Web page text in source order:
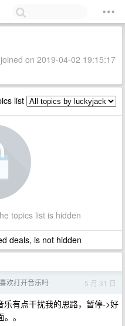
on 2019-04-02 19:15:17
list
topics list is hidden
deals, is not hidden
欢打开音乐吗 5 月 31 日
乐有点干扰我的思路，暂停->好
。